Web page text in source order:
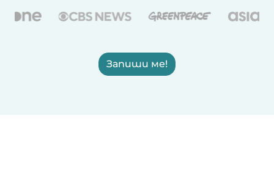
Запиши ме!